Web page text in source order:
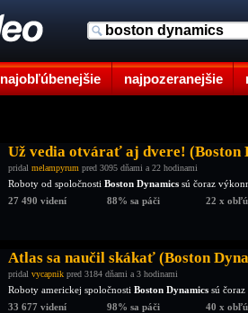
najobľúbenejšie najpozeranejšie
Už vedia otvárať aj dvere! (Boston
pridal melampyrum pred 3095 dňami a 22 hodinami
Roboty od spoločnosti Boston Dynamics sú čoraz
27 490 videní
88% sa páči 22 x
Atlas sa naučil skákať (Boston
pridal vycapnik pred 3184 dňami a 3 hodinami
Roboty americkej spoločnosti Boston Dynamics sú
33 677 videní
98% sa páči 40 x